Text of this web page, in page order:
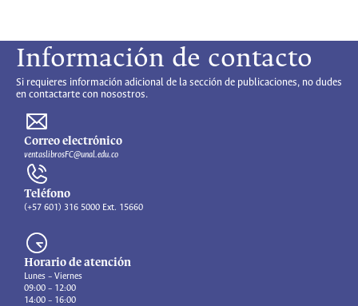
Información de contacto
Si requieres información adicional de la sección de publicaciones, no dudes
en contactarte con nosostros.
Correo electrónico
ventaslibrosFC@unal.edu.co
Teléfono
(+57 601) 316 5000 Ext. 15660
Horario de atención
Lunes – Viernes
09:00 – 12:00
14:00 – 16:00